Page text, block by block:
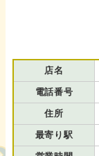
店名
電話番号
住所
最寄り駅